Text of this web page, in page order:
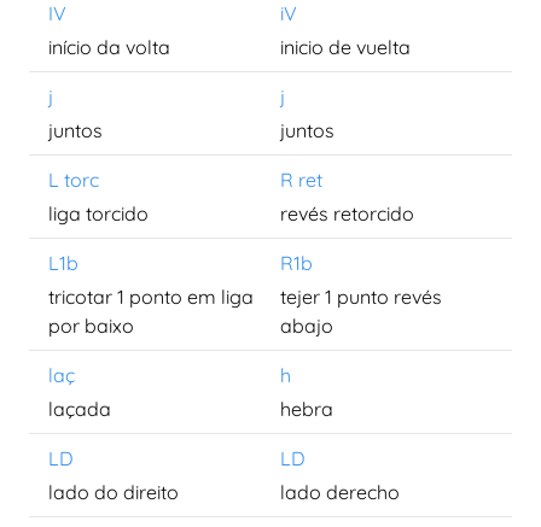
IV
iV
início da volta
inicio de vuelta
j
j
juntos
juntos
L torc
R ret
liga torcido
revés retorcido
L1b
R1b
tricotar 1 ponto em liga
por baixo
tejer 1 punto revés
abajo
laç
h
laçada
hebra
LD
LD
lado do direito
lado derecho